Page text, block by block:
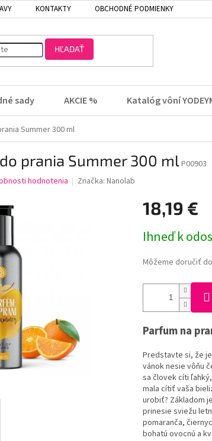
KONTAKTY OBCHODNÉ PODMIENKY
HĽADAŤ
sady AKCIE % Katalóg vôní
Summer 300 ml
prania Summer 300 mlP00903
hodnotenia Značka:Nanolab
18,19 €
cena:
Ihneď k
Môžeme doručiť
Parfum na
Predstavte si, že
vánok nesie vôňu
sa človek cíti
mala cítiť vaša
urobiť? Základom
prinesie sviežu
pomaranča,
bohatú ovocnú a